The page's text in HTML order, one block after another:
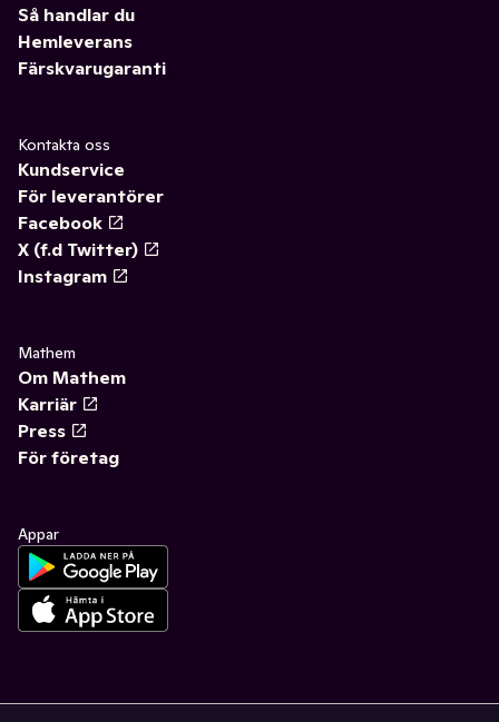
Så handlar du
Hemleverans
Färskvarugaranti
Kontakta oss
Kundservice
För leverantörer
Facebook
X (f.d Twitter)
Instagram
Mathem
Om Mathem
Karriär
Press
För företag
Appar